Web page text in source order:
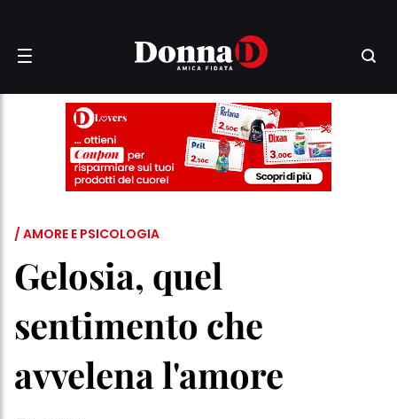
/ AMORE E PSICOLOGIA
Gelosia, quel
sentimento che
avvelena l'amore